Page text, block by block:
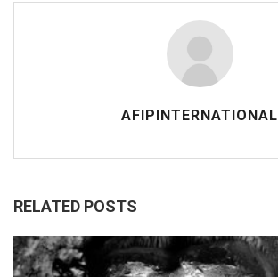
AFIPINTERNATIONAL
RELATED POSTS